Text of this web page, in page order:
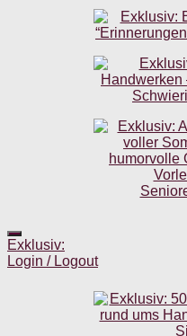
Exklusiv:
Login / Logout